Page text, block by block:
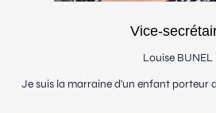
Vice-
Louise BUNEL
Je suis la marraine d'un enfant porteur